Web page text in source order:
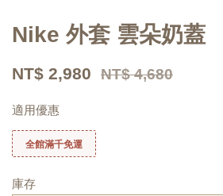
Nike 外套 雲朵奶蓋
NT$ 2,980 NT$ 4,680
適用優惠
全館滿千免運
庫存